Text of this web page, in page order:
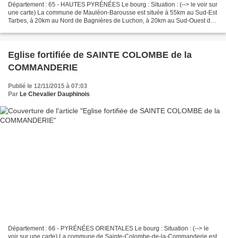
Département : 65 - HAUTES PYRÉNÉES Le bourg : Situation : (--> le voir sur
une carte) La commune de Mauléon-Barousse est située à 55km au Sud-Est
Tarbes, à 20km au Nord de Bagnières de Luchon, à 20km au Sud-Ouest de
Eglise fortifiée de SAINTE COLOMBE de la
COMMANDERIE
Publié le 12/11/2015 à 07:03
Par Le Chevalier Dauphinois
Département : 66 - PYRÉNÉES ORIENTALES Le bourg : Situation : (--> le
voir sur une carte) La commune de Sainte-Colombe-de-la-Commanderie est